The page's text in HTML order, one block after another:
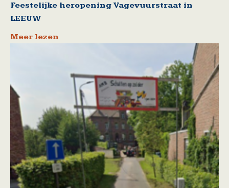
Feestelijke heropening Vagevuurstraat in
LEEUW
Meer lezen